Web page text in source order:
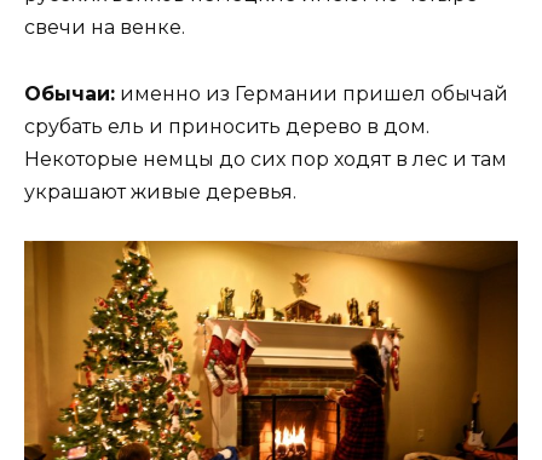
свечи на венке.
Обычаи: именно из Германии пришел обычай
срубать ель и приносить дерево в дом.
Некоторые немцы до сих пор ходят в лес и там
украшают живые деревья.